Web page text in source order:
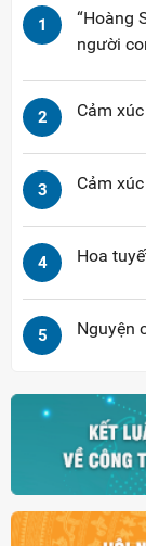
1
“Hoàng
người
2 Cảm
3 Cảm
4 Hoa
5 Nguyện